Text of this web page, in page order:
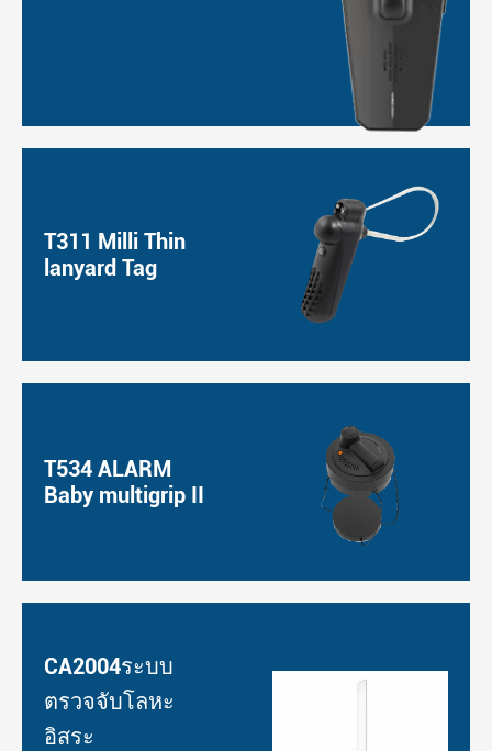
T311 Milli Thin
lanyard Tag
T534 ALARM
Baby multigrip II
CA2004ระบบ
ตรวจจับโลหะ
อิสระ